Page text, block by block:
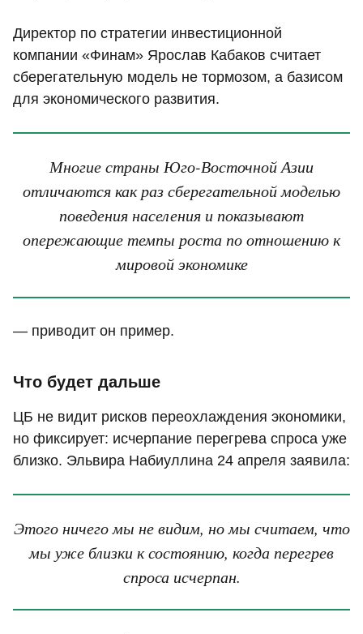
Директор по стратегии инвестиционной
компании «Финам» Ярослав Кабаков считает
сберегательную модель не тормозом, а базисом
для экономического развития.
Многие страны Юго-Восточной Азии
отличаются как раз сберегательной моделью
поведения населения и показывают
опережающие темпы роста по отношению к
мировой экономике
— приводит он пример.
Что будет дальше
ЦБ не видит рисков переохлаждения экономики,
но фиксирует: исчерпание перегрева спроса уже
близко. Эльвира Набиуллина 24 апреля заявила:
Этого ничего мы не видим, но мы считаем, что
мы уже близки к состоянию, когда перегрев
спроса исчерпан.